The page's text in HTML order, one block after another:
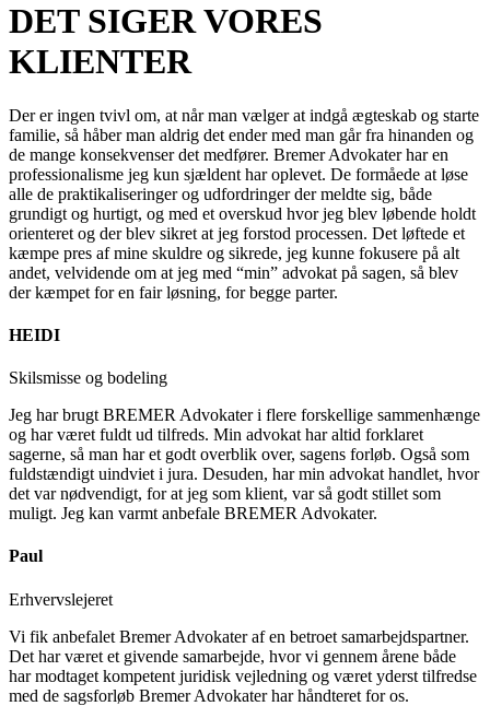
DET SIGER VORES
KLIENTER
Der er ingen tvivl om, at når man vælger at indgå ægteskab og starte
familie, så håber man aldrig det ender med man går fra hinanden og
de mange konsekvenser det medfører. Bremer Advokater har en
professionalisme jeg kun sjældent har oplevet. De formåede at løse
alle de praktikaliseringer og udfordringer der meldte sig, både
grundigt og hurtigt, og med et overskud hvor jeg blev løbende holdt
orienteret og der blev sikret at jeg forstod processen. Det løftede et
kæmpe pres af mine skuldre og sikrede, jeg kunne fokusere på alt
andet, velvidende om at jeg med “min” advokat på sagen, så blev
der kæmpet for en fair løsning, for begge parter.
HEIDI
Skilsmisse og bodeling
Jeg har brugt BREMER Advokater i flere forskellige sammenhænge
og har været fuldt ud tilfreds. Min advokat har altid forklaret
sagerne, så man har et godt overblik over, sagens forløb. Også som
fuldstændigt uindviet i jura. Desuden, har min advokat handlet, hvor
det var nødvendigt, for at jeg som klient, var så godt stillet som
muligt. Jeg kan varmt anbefale BREMER Advokater.
Paul
Erhvervslejeret
Vi fik anbefalet Bremer Advokater af en betroet samarbejdspartner.
Det har været et givende samarbejde, hvor vi gennem årene både
har modtaget kompetent juridisk vejledning og været yderst tilfredse
med de sagsforløb Bremer Advokater har håndteret for os.